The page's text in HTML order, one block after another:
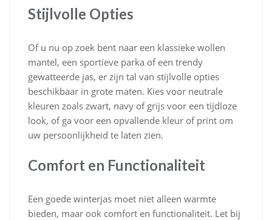
Stijlvolle Opties
Of u nu op zoek bent naar een klassieke wollen
mantel, een sportieve parka of een trendy
gewatteerde jas, er zijn tal van stijlvolle opties
beschikbaar in grote maten. Kies voor neutrale
kleuren zoals zwart, navy of grijs voor een tijdloze
look, of ga voor een opvallende kleur of print om
uw persoonlijkheid te laten zien.
Comfort en Functionaliteit
Een goede winterjas moet niet alleen warmte
bieden, maar ook comfort en functionaliteit. Let bij